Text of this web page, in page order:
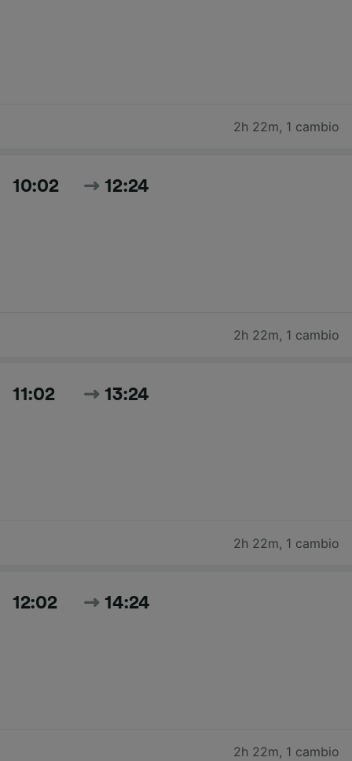
2h 22m, 1 cambio
10:02 12:24
2h 22m, 1 cambio
11:02 13:24
2h 22m, 1 cambio
12:02 14:24
2h 22m, 1 cambio